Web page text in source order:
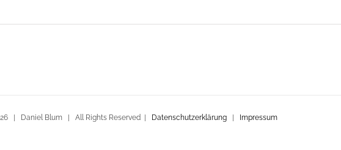
| Daniel Blum | All Rights Reserved | Datenschutzerklärung Impressum